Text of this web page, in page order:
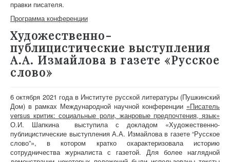
правки писателя.
Программа конференции
Художественно-
публицистические выступления
А.А. Измайлова в газете «Русское
слово»
6 октября 2021 года в Институте русской литературы (Пушкинский
Дом) в рамках Международной научной конференции «Писатель
versus критик: социальные роли, жанровые предпочтения, язык»
О.И. Шапкина выступила с докладом «Художественно-
публицистические выступления А.А. Измайлова в газете “Русское
слово”», в котором кратко охарактеризовала историю
сотрудничества журналиста с газетой. Для более наглядной